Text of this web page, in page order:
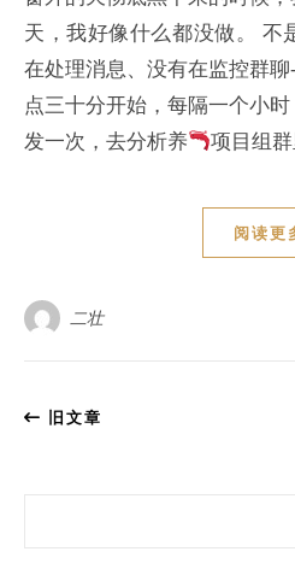
天，我好像什么都没做。 不
在处理消息、没有在监控群
点三十分开始，每隔一个小
发一次，去分析养
项目组
阅读更
二壮
旧文章